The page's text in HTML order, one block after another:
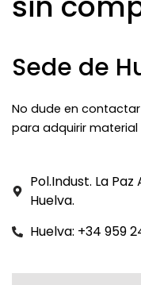
Sede de
No dude en
para adquirir
Pol.Indust. La Paz
Huelva.
Huelva: +34 959